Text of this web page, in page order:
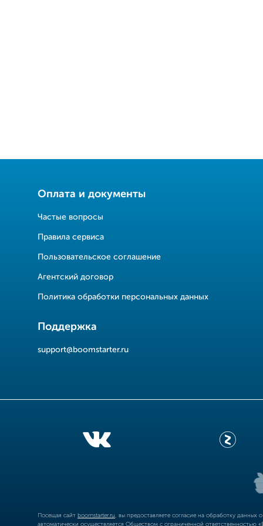
Оплата и документы
Частые вопросы
Правила сервиса
Пользовательское соглашение
Агентский договор
Политика обработки персональных данных
Поддержка
support@boomstarter.ru
Посещая сайт boomstarter.ru , вы предоставляете согласие на обработку
автоматически осуществляется Обществом с ограниченной